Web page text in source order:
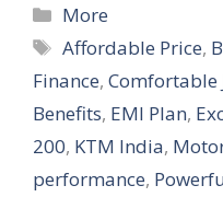
More
Affordable Price,
Finance, Comfortable
Benefits, EMI Plan,
200, KTM India,
performance,